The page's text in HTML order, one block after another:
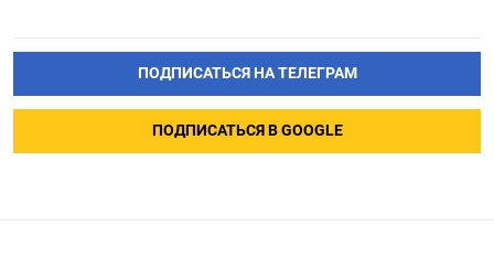
ПОДПИСАТЬСЯ НА ТЕЛЕГРАМ
ПОДПИСАТЬСЯ В GOOGLE